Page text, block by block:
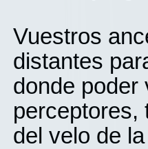
Vuestros
distantes
donde poder
perceptores,
del velo de